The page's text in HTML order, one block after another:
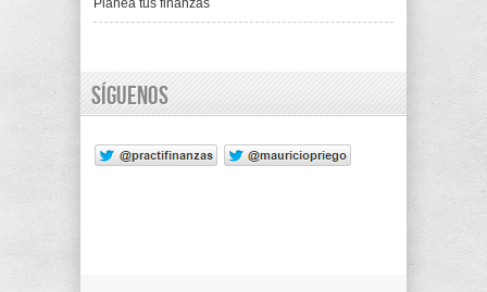
Planea tus finanzas
Síguenos